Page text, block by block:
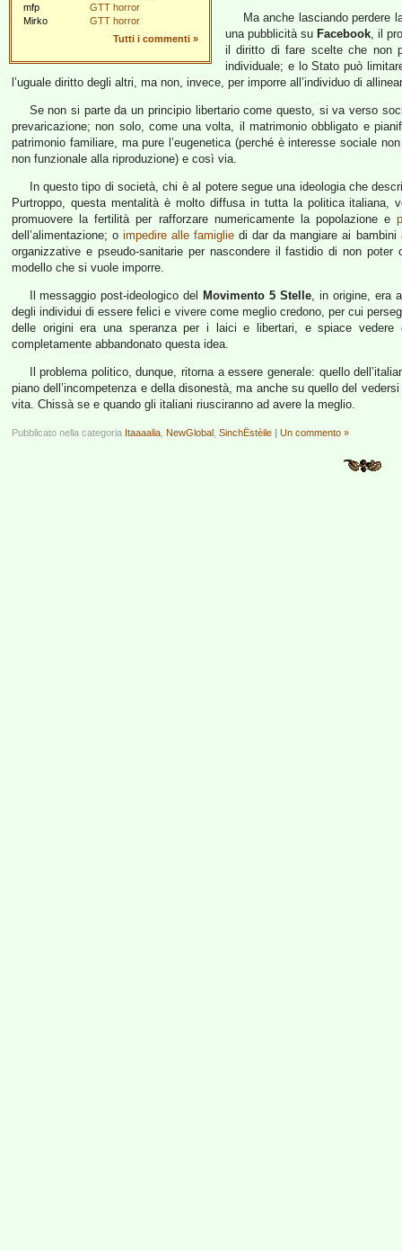
mfp
GTT horror
Mirko
GTT horror
Tutti i commenti »
Ma anche lasciando perdere
una pubblicità su Facebook, il
il diritto di fare scelte che non
individuale; e lo Stato può
l’uguale diritto degli altri, ma non, invece, per imporre all’individuo di
Se non si parte da un principio libertario come questo, si va verso
prevaricazione; non solo, come una volta, il matrimonio obbligato e
patrimonio familiare, ma pure l’eugenetica (perché è interesse sociale
non funzionale alla riproduzione) e così via.
In questo tipo di società, chi è al potere segue una ideologia che
Purtroppo, questa mentalità è molto diffusa in tutta la politica italiana,
promuovere la fertilità per rafforzare numericamente la popolazione e
dell’alimentazione; oimpedire alle famiglie di dar da mangiare ai
organizzative e pseudo-sanitarie per nascondere il fastidio di non
modello che si vuole imporre.
Il messaggio post-ideologico del Movimento 5 Stelle, in origine, era
degli individui di essere felici e vivere come meglio credono, per cui
delle origini era una speranza per i laici e libertari, e spiace
completamente abbandonato questa idea.
Il problema politico, dunque, ritorna a essere generale: quello
piano dell’incompetenza e della disonestà, ma anche su quello del
vita. Chissà se e quando gli italiani riusciranno ad avere la meglio.
Pubblicato nella categoria Itaaaalia NewGlobal SinchËstèile | Un commento »